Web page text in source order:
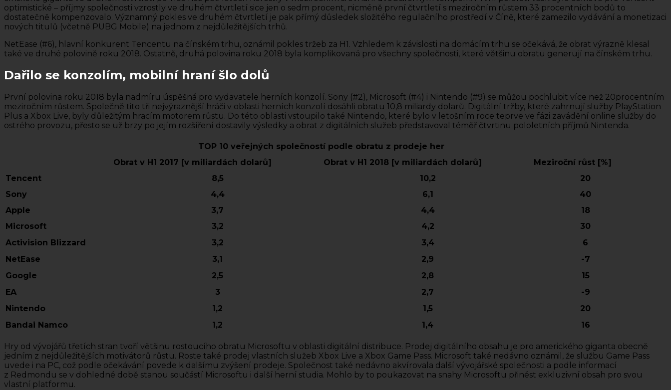
optimistické – příjmy společnosti vzrostly ve druhém čtvrtletí sice jen o sedm procent, nicméně první čtvrtletí s meziročním růstem 33 procentních bodů to
dostatečně kompenzovalo. Významný pokles ve druhém čtvrtletí je pak přímý důsledek složitého regulačního prostředí v Číně, které zamezilo vydávání a monetizaci
nových titulů (včetně PUBG Mobile) na jednom z nejdůležitějších trhů.
NetEase (#6), hlavní konkurent Tencentu na čínském trhu, oznámil pokles tržeb za H1. Vzhledem k závislosti na domácím trhu se očekává, že obrat výrazně klesal
také ve druhé polovině roku 2018. Ostatně, druhá polovina roku 2018 byla komplikovaná pro všechny společnosti, které většinu obratu generují na čínském trhu.
Dařilo se konzolím, mobilní hraní šlo dolů
První polovina roku 2018 byla nadmíru úspěšná pro vydavatele herních konzolí. Sony (#2), Microsoft (#4) i Nintendo (#9) se můžou pochlubit více než 20procentním
meziročním růstem. Společně tito tři nejvýraznější hráči v oblasti herních konzolí dosáhli obratu 10,8 miliardy dolarů. Digitální tržby, které zahrnují služby PlayStation
Plus a Xbox Live, byly důležitým hracím motorem růstu. Do této oblasti vstoupilo také Nintendo, které bylo v letošním roce teprve ve fázi zavádění online služby do
ostrého provozu, přesto se už brzy po jejím rozšíření dostavily výsledky a obrat z digitálních služeb představoval téměř čtvrtinu pololetních příjmů Nintenda.
TOP 10 veřejných společností podle obratu z prodeje her
Obrat v H1 2017 [v miliardách dolarů]
Obrat v H1 2018 [v miliardách dolarů]
Meziroční růst [%]
Tencent
8,5 10,2
20
Sony
4,4 6,1
40
Apple
3,7 4,4
18
Microsoft
3,2 4,2
30
Activision Blizzard
3,2 3,4
6
NetEase
3,1 2,9
-7
Google
2,5 2,8
15
EA
3 2,7
-9
Nintendo
1,2 1,5
20
Bandai Namco
1,2 1,4 16
Hry od vývojářů třetích stran tvoří většinu rostoucího obratu Microsoftu v oblasti digitální distribuce. Prodej digitálního obsahu je pro amerického giganta obecně
jedním z nejdůležitějších motivátorů růstu. Roste také prodej vlastních služeb Xbox Live a Xbox Game Pass. Microsoft také nedávno oznámil, že službu Game Pass
uvede i na PC, což podle očekávání povede k dalšímu zvýšení prodeje. Společnost také nedávno akvírovala další vývojářské společnosti a podle informací
z Redmondu se v dohledné době stanou součástí Microsoftu i další herní studia. Mohlo by to poukazovat na snahy Microsoftu přinést exkluzivní obsah pro svou
vlastní platformu.